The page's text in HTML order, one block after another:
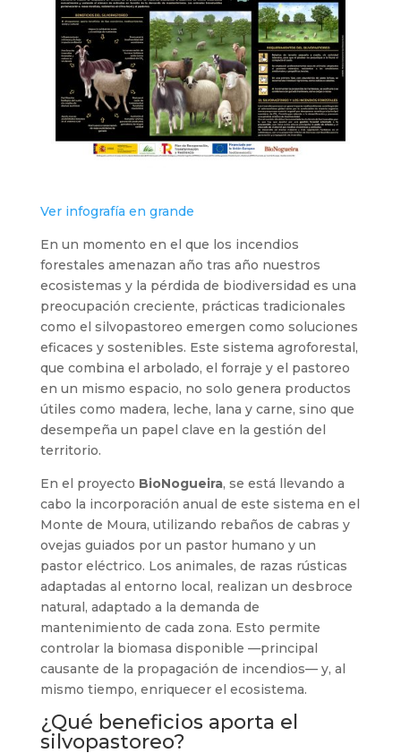
Ver infografía en grande
En un momento en el que los incendios
forestales amenazan año tras año nuestros
ecosistemas y la pérdida de biodiversidad es una
preocupación creciente, prácticas tradicionales
como el silvopastoreo emergen como soluciones
eficaces y sostenibles. Este sistema agroforestal,
que combina el arbolado, el forraje y el pastoreo
en un mismo espacio, no solo genera productos
útiles como madera, leche, lana y carne, sino que
desempeña un papel clave en la gestión del
territorio.
En el proyecto BioNogueira, se está llevando a
cabo la incorporación anual de este sistema en el
Monte de Moura, utilizando rebaños de cabras y
ovejas guiados por un pastor humano y un
pastor eléctrico. Los animales, de razas rústicas
adaptadas al entorno local, realizan un desbroce
natural, adaptado a la demanda de
mantenimiento de cada zona. Esto permite
controlar la biomasa disponible —principal
causante de la propagación de incendios— y, al
mismo tiempo, enriquecer el ecosistema.
¿Qué beneficios aporta el
silvopastoreo?